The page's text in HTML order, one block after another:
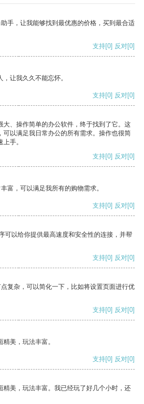
手，让我能够找到最优惠的价格，买到最合适
支持[0] 反对[0]
让我久久不能忘怀。
支持[0] 反对[0]
大、操作简单的办公软件，终于找到了它。这
可以满足我日常办公的所有需求。操作也很简
手。
支持[0] 反对[0]
富，可以满足我所有的购物需求。
支持[0] 反对[0]
可以给你提供最高速度和安全性的连接，并帮
支持[0] 反对[0]
复杂，可以简化一下，比如将设置页面进行优
支持[0] 反对[0]
美，玩法丰富。
支持[0] 反对[0]
精美，玩法丰富。我已经玩了好几个小时，还